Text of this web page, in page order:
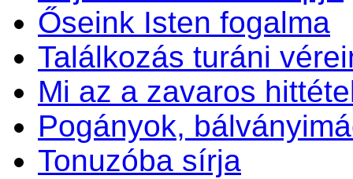
Őseink Isten fogalma
Találkozás turáni
Mi az a zavaros
Pogányok,
Tonuzóba sírja